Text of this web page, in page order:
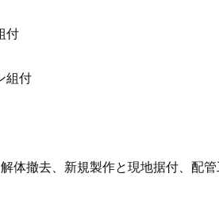
付
組付
体撤去、新規製作と現地据付、配